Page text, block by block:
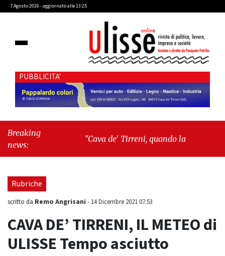
7 Agosto 2026 - aggiornato alle 13:25
PUBBLICITA'
Breaking
news:
"Cava de' Tirreni, quando la burocrazia
Rubriche
scritto da Remo Angrisani - 14 Dicembre 2021 07:53
CAVA DE’ TIRRENI, IL METEO di
ULISSE Tempo asciutto